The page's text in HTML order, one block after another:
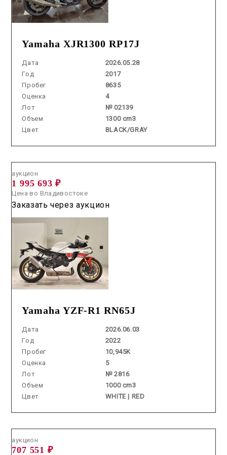
Yamaha XJR1300 RP17J
Дата
2026.05.28
Год
2017
Пробег
8635
Оценка
4
Лот
№ 02139
Объем
1300 cm3
Цвет
BLACK/GRAY
Yamaha YZF-R1 RN65J
Дата
2026.06.03
Год
2022
Пробег
10,945K
Оценка
5
Лот
№ 2816
Объем
1000 cm3
Цвет
WHITE | RED
аукцион
1 995 693 ₽
Цена во Владивостоке
Заказать через аукцион
аукцион
707 551 ₽